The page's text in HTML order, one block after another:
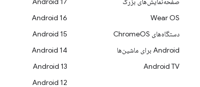
Wear OS
دستگاه‌های ChromeOS
Android برای ماشین‌ها
Android TV
Android 16
Android 15
Android 14
Android 13
Android 12